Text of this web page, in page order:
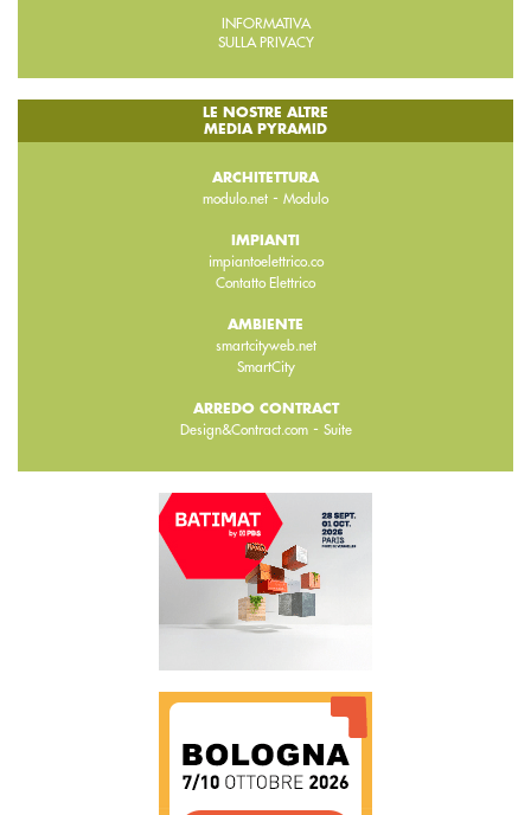
INFORMATIVA
SULLA PRIVACY
LE NOSTRE ALTRE
MEDIA PYRAMID
ARCHITETTURA
modulo.net - Modulo
IMPIANTI
impiantoelettrico.co
Contatto Elettrico
AMBIENTE
smartcityweb.net
SmartCity
ARREDO CONTRACT
Design&Contract.com- Suite